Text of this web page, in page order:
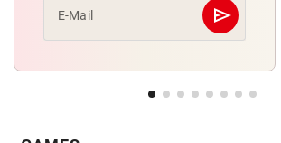
E-Mail send
Abschicken